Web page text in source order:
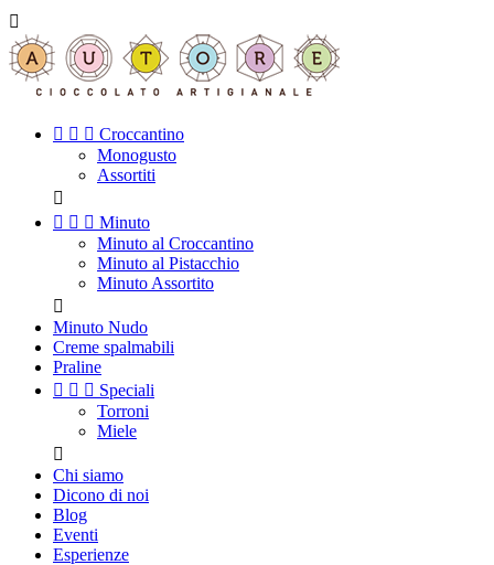

   Croccantino
Monogusto
Assortiti

   Minuto
Minuto al Croccantino
Minuto al Pistacchio
Minuto Assortito

Minuto Nudo
Creme spalmabili
Praline
   Speciali
Torroni
Miele

Chi siamo
Dicono di noi
Blog
Eventi
Esperienze